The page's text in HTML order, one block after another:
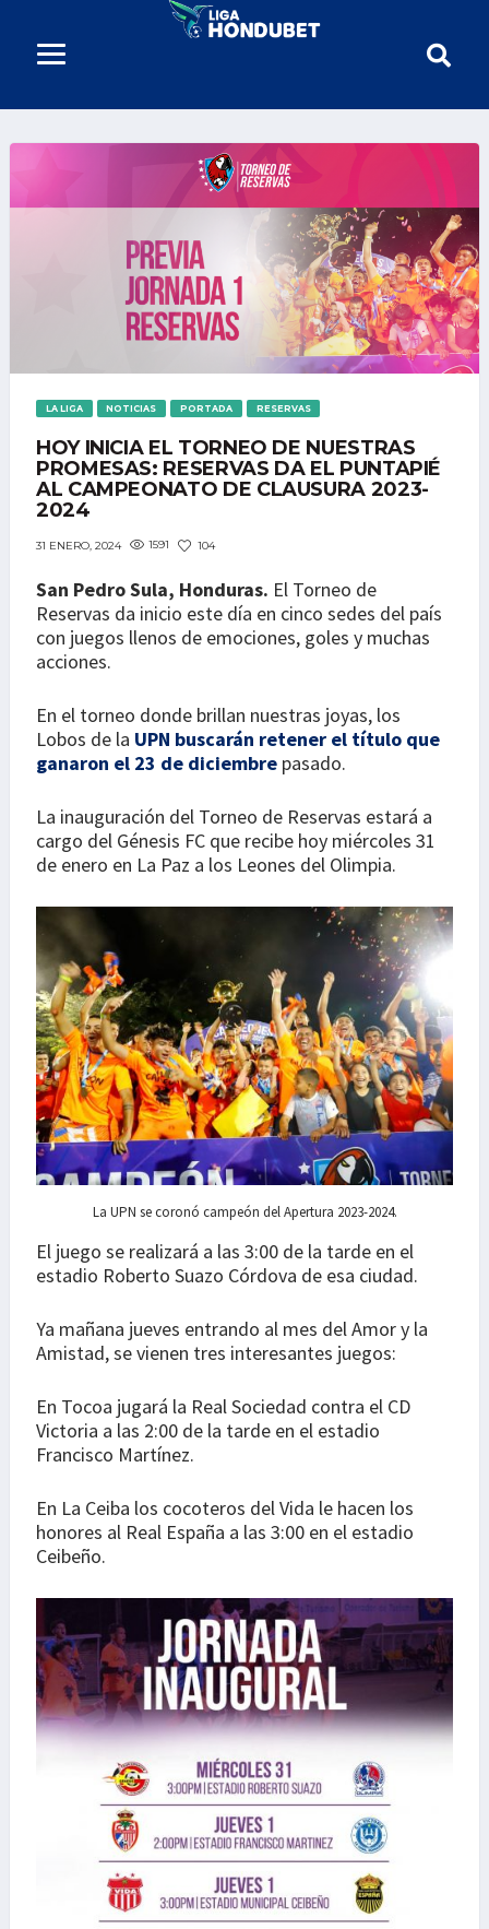
LA LIGA NOTICIAS PORTADA RESERVAS
HOY INICIA EL TORNEO DE NUESTRAS
PROMESAS: RESERVAS DA EL PUNTAPIÉ
AL CAMPEONATO DE CLAUSURA 2023-
2024
31 ENERO, 2024 1591 104
San Pedro Sula, Honduras. El Torneo de
Reservas da inicio este día en cinco sedes del país
con juegos llenos de emociones, goles y muchas
acciones.
En el torneo donde brillan nuestras joyas, los
Lobos de la UPN buscarán retener el título que
ganaron el 23 de diciembre pasado.
La inauguración del Torneo de Reservas estará a
cargo del Génesis FC que recibe hoy miércoles 31
de enero en La Paz a los Leones del Olimpia.
La UPN se coronó campeón del Apertura 2023-2024.
El juego se realizará a las 3:00 de la tarde en el
estadio Roberto Suazo Córdova de esa ciudad.
Ya mañana jueves entrando al mes del Amor y la
Amistad, se vienen tres interesantes juegos:
En Tocoa jugará la Real Sociedad contra el CD
Victoria a las 2:00 de la tarde en el estadio
Francisco Martínez.
En La Ceiba los cocoteros del Vida le hacen los
honores al Real España a las 3:00 en el estadio
Ceibeño.